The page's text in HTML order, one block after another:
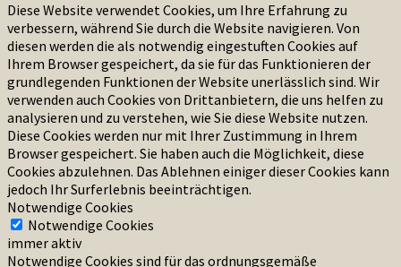
Diese Website verwendet Cookies, um Ihre Erfahrung zu
verbessern, während Sie durch die Website navigieren. Von
diesen werden die als notwendig eingestuften Cookies auf
Ihrem Browser gespeichert, da sie für das Funktionieren der
grundlegenden Funktionen der Website unerlässlich sind. Wir
verwenden auch Cookies von Drittanbietern, die uns helfen zu
analysieren und zu verstehen, wie Sie diese Website nutzen.
Diese Cookies werden nur mit Ihrer Zustimmung in Ihrem
Browser gespeichert. Sie haben auch die Möglichkeit, diese
Cookies abzulehnen. Das Ablehnen einiger dieser Cookies kann
jedoch Ihr Surferlebnis beeinträchtigen.
Notwendige Cookies
Notwendige Cookies
immer aktiv
Notwendige Cookies sind für das ordnungsgemäße